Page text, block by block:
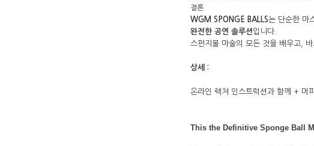
결론
WGM SPONGE BALLS
완전한 공연 솔루션
스펀지볼 마술의 모든 것을 배우고,
상세 :
온라인 렉쳐 인스트럭션과 함께 + 머
This the Definitive Sponge Ball